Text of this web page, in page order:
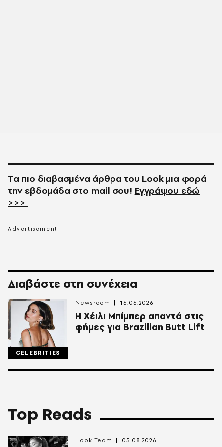
Τα πιο διαβασμένα άρθρα του Look μια φορά
την εβδομάδα στο mail σου! Εγγράψου εδώ
>>>
Διαβάστε στη συνέχεια
CELEBRITIES
Η Χέιλι Μπίμπερ απαντά στις
φήμες για Brazilian Butt Lift
Newsroom 15.05.2026
Top Reads
Look Team 05.08.2026